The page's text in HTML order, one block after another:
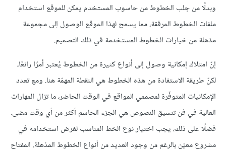
وبدلًا من جلب الخطوط من حاسوب المستخدم يمكن للموقع استخدام
ملفات الخطوط المرفقة، مما يسمح لهذا الموقع الوصول إلى مجموعة
مذهلة من خيارات الخطوط المستخدمة في ذلك التصميم.
إنّ امتلاك إمكانية وصول إلى أنواع كثيرة من الخطوط يُعتبر أمرًا رائعًا،
لكنّ طريقة الاستفادة من هذه الخطوط هي النقطة المهمّة هنا. ومع تعدد
الإمكانيات المتوفّرة لمصممي المواقع في الوقت الحاضر، ما تزال المهارات
العالية في فن تنسيق النصوص هي الجزء الحاسم أكثر من أي وقت مضى.
فضلًا على ذلك، يجب اختيار نوع الخط المناسب لغرض استخدامه في
مشروع معيّن بالرغم من وجود العديد من أنواع الخطوط المذهلة. المفتاح